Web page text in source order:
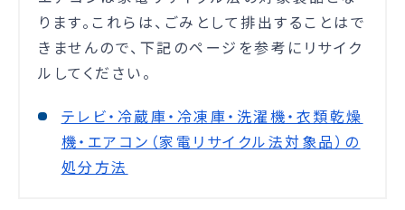
ります。これらは、ごみとして排出することはで
きませんので、下記のページを参考にリサイク
ルしてください。
テレビ・冷蔵庫・冷凍庫・洗濯機・衣類乾燥
機・エアコン（家電リサイクル法対象品）の
処分方法